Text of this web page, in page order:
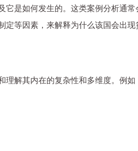
是如何发生的。这类案例分析通
等因素，来解释为什么该国会出现
解其内在的复杂性和多维度。例